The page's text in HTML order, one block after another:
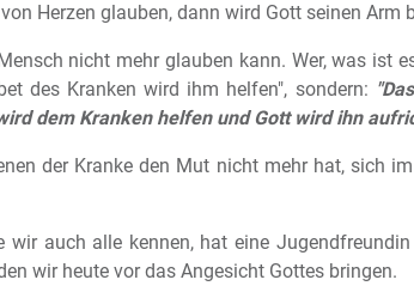
Herzen glauben, dann wird Gott seinen Arm
nicht mehr glauben kann. Wer, was ist
des Kranken wird ihm helfen", sondern:
dem Kranken helfen und Gott wird ihn
der Kranke den Mut nicht mehr hat, sich
wir auch alle kennen, hat eine
wir heute vor das Angesicht Gottes bringen.